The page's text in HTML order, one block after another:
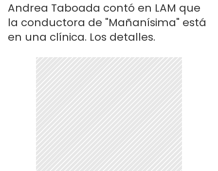
Andrea Taboada contó en LAM que
la conductora de "Mañanísima" está
en una clínica. Los detalles.